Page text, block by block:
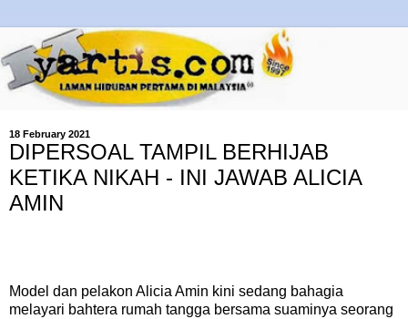
18 February 2021
DIPERSOAL TAMPIL BERHIJAB
KETIKA NIKAH - INI JAWAB ALICIA
AMIN
Model dan pelakon Alicia Amin kini sedang bahagia
melayari bahtera rumah tangga bersama suaminya seorang